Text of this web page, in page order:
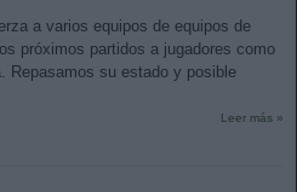
a varios equipos de equipos de
próximos partidos a jugadores como
Repasamos su estado y posible
Leer más »